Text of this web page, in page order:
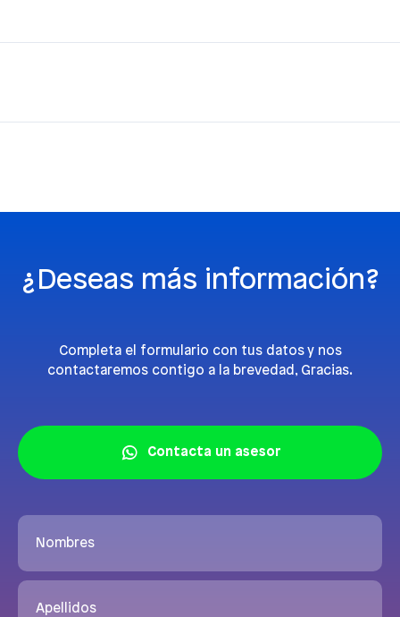
¿Deseas más información?
Completa el formulario con tus datos y nos
contactaremos contigo a la brevedad, Gracias.
Contacta un asesor
Nombres
Apellidos